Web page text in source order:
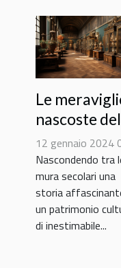
Le
nascoste del
Castello
Sforzesco:
guida alle
collezioni
conosciute
12 gennaio 2024
Nascondendo tra
mura secolari una
storia
un patrimonio
di inestimabile...